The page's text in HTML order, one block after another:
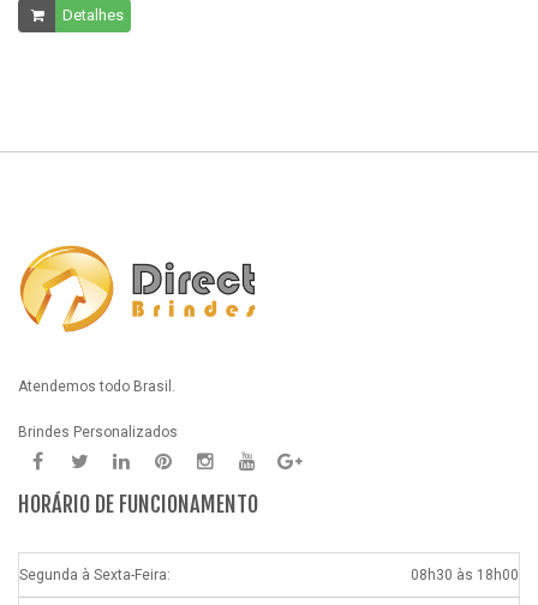
Detalhes
Atendemos todo Brasil.
Brindes Personalizados
HORÁRIO DE FUNCIONAMENTO
Segunda à Sexta-Feira: 08h30 às 18h00